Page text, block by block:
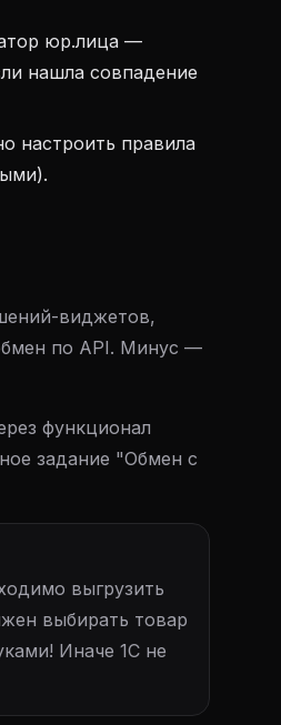
юр.лица —
нашла совпадение
настроить правила
виджетов,
по API. Минус —
функционал
задание "Обмен с
выгрузить
выбирать товар
Иначе 1С не